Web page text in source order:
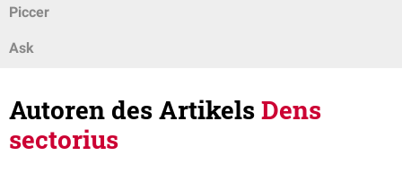
Piccer
Ask
Autoren des ArtikelsDens
sectorius